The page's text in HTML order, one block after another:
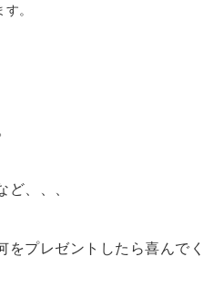
。
、、、
をプレゼントしたら喜んでく